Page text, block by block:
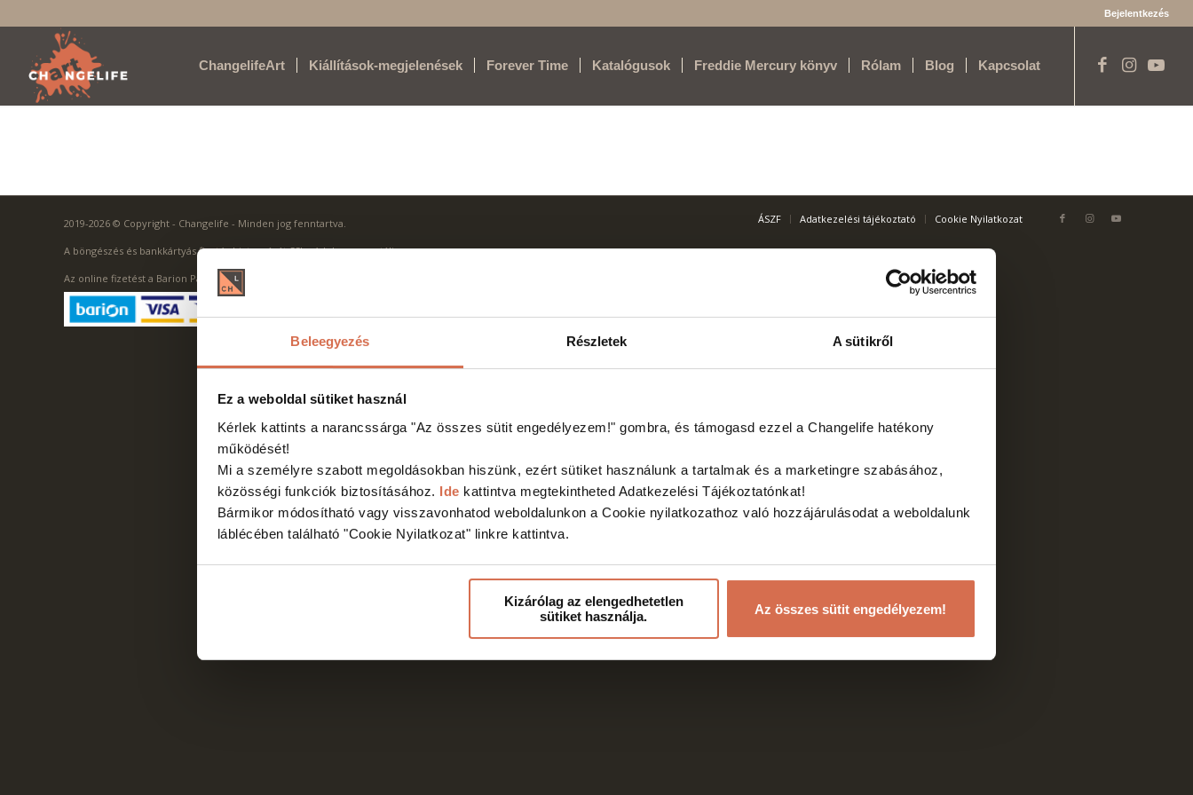
Beleegyezés Részletek A sütikről
Ez a weboldal sütiket használ
Kérlek kattints a narancssárga "Az összes sütit engedélyezem!" gombra, és támogasd ezzel a Changelife hatékony
működését!
Mi a személyre szabott megoldásokban hiszünk, ezért sütiket használunk a tartalmak és a marketingre szabásához,
közösségi funkciók biztosításához. Ide kattintva megtekintheted Adatkezelési Tájékoztatónkat!
Bármikor módosítható vagy visszavonhatod weboldalunkon a Cookie nyilatkozathoz való hozzájárulásodat a weboldalunk
láblécében található "Cookie Nyilatkozat" linkre kattintva.
Kizárólag az elengedhetetlen
sütiket használja.
Az összes sütit engedélyezem!
Bejelentkezés
ChangelifeArt Kiállítások-megjelenések Forever Time Katalógusok Freddie Mercury könyv Rólam Blog Kapcsolat
2019-2026 © Copyright - Changelife - Minden jog fenntartva.
A böngészés és bankkártyás fizetés biztonságát SSL védelem garantálja.
Az online fizetést a Barion Payment Zrt. biztosítja, MNB engedély száma: H-EN-I-1064/2013
ÁSZF Adatkezelési tájékoztató Cookie Nyilatkozat